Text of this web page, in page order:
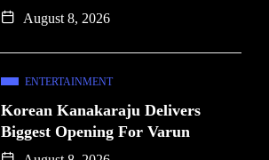
August 8, 2026
ENTERTAINMENT
Korean Kanakaraju Delivers
Biggest Opening For Varun